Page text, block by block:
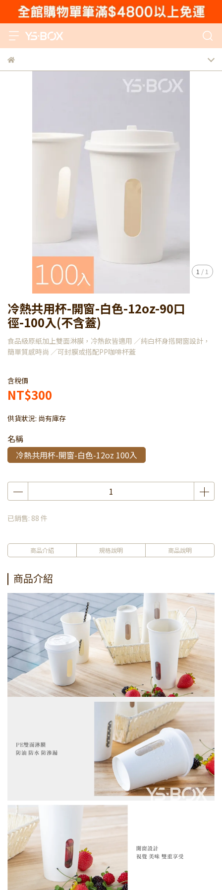
1 / 1
冷熱共用杯-開窗-白色-12oz-90口
徑-100入(不含蓋)
食品級原紙加上雙面淋膜，冷熱飲皆適用 ／純白杯身搭開窗設計，
簡單質感時尚 ／可封膜或搭配PP咖啡杯蓋
含稅價
NT$300
供貨狀況: 尚有庫存
名稱
冷熱共用杯-開窗-白色-12oz 100入
已銷售: 88 件
商品介紹 規格說明 商品說明
商品介紹